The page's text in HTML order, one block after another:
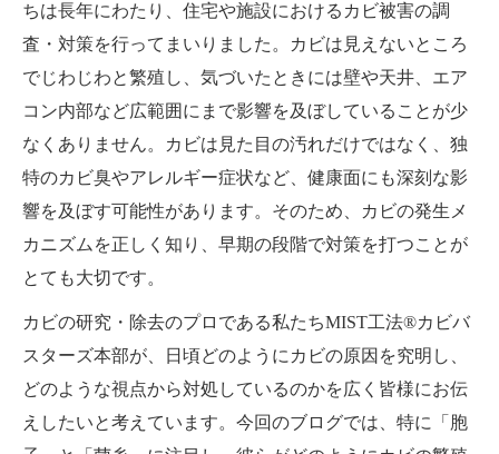
ちは長年にわたり、住宅や施設におけるカビ被害の調
査・対策を行ってまいりました。カビは見えないところ
でじわじわと繁殖し、気づいたときには壁や天井、エア
コン内部など広範囲にまで影響を及ぼしていることが少
なくありません。カビは見た目の汚れだけではなく、独
特のカビ臭やアレルギー症状など、健康面にも深刻な影
響を及ぼす可能性があります。そのため、カビの発生メ
カニズムを正しく知り、早期の段階で対策を打つことが
とても大切です。
カビの研究・除去のプロである私たちMIST工法®カビバ
スターズ本部が、日頃どのようにカビの原因を究明し、
どのような視点から対処しているのかを広く皆様にお伝
えしたいと考えています。今回のブログでは、特に「胞